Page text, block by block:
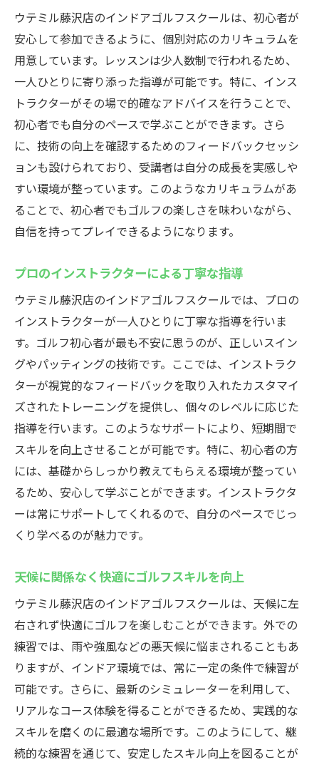
インドアゴルフならではの集中力向上効果
ウテミル藤沢店での四季を通じたトレーニ
ング
屋外ゴルフとの違いを知ろう
初心者も安心して参加できるウテミル藤沢店の
インドアゴルフスクール
初参加者に優しいウテミル藤沢店の雰囲気
初心者向けプログラムの充実度
細やかなサポートで不安解消
グループレッスンと個別指導の違い
ウテミル藤沢店での成功体験談
専門インストラクターのサポートで上達するウ
テミル藤沢店のインドアゴルフスクール
プロフェッショナルが導く成長ストーリー
インストラクターの経歴と専門性
個々のスキルに合わせた指導法
質問しやすい雰囲気づくりの重要性
インストラクターとの信頼関係を築く方法
定期的なフィードバックで着実に上達
藤沢駅近くでゴルフ上達！ウテミル藤沢店のイ
ンドアゴルフスクール
駅近の利便性を活かした通いやすさ
藤沢駅からのアクセス方法
ウテミル藤沢店周辺の魅力スポット
駅近でも静かな練習環境
忙しい日常でも通えるスケジュール柔軟性
ウテミル藤沢店で体験するインドアゴルフスク
ールの特徴
最新設備を備えた施設の概要
インドアならではの練習メニュー
ウテミル藤沢店のインドアゴルフスクールは、初心者が
安心して参加できるように、個別対応のカリキュラムを
用意しています。レッスンは少人数制で行われるため、
一人ひとりに寄り添った指導が可能です。特に、インス
トラクターがその場で的確なアドバイスを行うことで、
初心者でも自分のペースで学ぶことができます。さら
に、技術の向上を確認するためのフィードバックセッシ
ョンも設けられており、受講者は自分の成長を実感しや
すい環境が整っています。このようなカリキュラムがあ
ることで、初心者でもゴルフの楽しさを味わいながら、
自信を持ってプレイできるようになります。
プロのインストラクターによる丁寧な指導
ウテミル藤沢店のインドアゴルフスクールでは、プロの
インストラクターが一人ひとりに丁寧な指導を行いま
す。ゴルフ初心者が最も不安に思うのが、正しいスイン
グやパッティングの技術です。ここでは、インストラク
ターが視覚的なフィードバックを取り入れたカスタマイ
ズされたトレーニングを提供し、個々のレベルに応じた
指導を行います。このようなサポートにより、短期間で
スキルを向上させることが可能です。特に、初心者の方
には、基礎からしっかり教えてもらえる環境が整ってい
るため、安心して学ぶことができます。インストラクタ
ーは常にサポートしてくれるので、自分のペースでじっ
くり学べるのが魅力です。
天候に関係なく快適にゴルフスキルを向上
ウテミル藤沢店のインドアゴルフスクールは、天候に左
右されず快適にゴルフを楽しむことができます。外での
練習では、雨や強風などの悪天候に悩まされることもあ
りますが、インドア環境では、常に一定の条件で練習が
可能です。さらに、最新のシミュレーターを利用して、
リアルなコース体験を得ることができるため、実践的な
スキルを磨くのに最適な場所です。このようにして、継
続的な練習を通じて、安定したスキル向上を図ることが